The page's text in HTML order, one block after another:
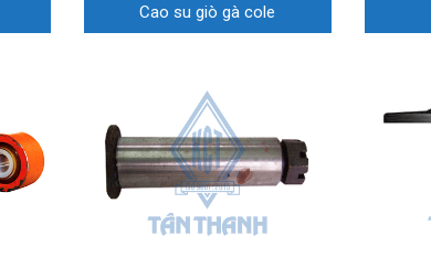
Cao su giò gà cole